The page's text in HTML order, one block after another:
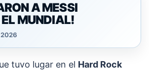
A MESSI
MUNDIAL!
tuvo lugar en el Hard Rock